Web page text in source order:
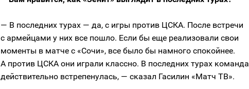
— В последних турах — да, с игры против ЦСКА. После встречи
с армейцами у них все пошло. Если бы еще реализовали свои
моменты в матче с «Сочи», все было бы намного спокойнее.
А против ЦСКА они играли классно. В последних турах команда
действительно встрепенулась, — сказал Гасилин «Матч ТВ».